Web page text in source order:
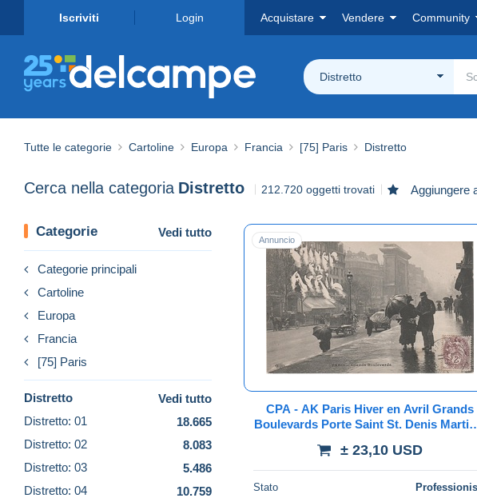
Iscriviti Login Acquistare Vendere Community
Distretto
Tutte le categorie Cartoline Europa Francia [75] Paris Distretto
Cerca nella categoria Distretto 212.720 oggetti trovati Aggiungere
Categorie Vedi tutto
Categorie principali
Cartoline
Europa
Francia
[75] Paris
Distretto
Vedi tutto
Distretto: 01
18.665
Distretto: 02
8.083
Distretto: 03
5.486
Distretto: 04
10.759
Annuncio
CPA - AK Paris Hiver en Avril Grands
Boulevards Porte Saint St. Denis Martin
Cap
± 23,10 USD
Stato